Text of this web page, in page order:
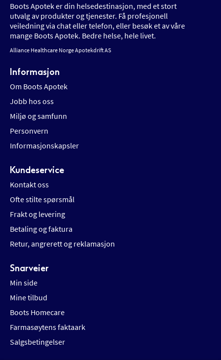
Boots Apotek er din helsedestinasjon, med et stort
utvalg av produkter og tjenester. Få profesjonell
veiledning via chat eller telefon, eller besøk et av våre
mange Boots Apotek. Bedre helse, hele livet.
Alliance Healthcare Norge Apotekdrift AS
Informasjon
Om Boots Apotek
Jobb hos oss
Miljø og samfunn
Personvern
Informasjonskapsler
Kundeservice
Kontakt oss
Ofte stilte spørsmål
Frakt og levering
Betaling og faktura
Retur, angrerett og reklamasjon
Snarveier
Min side
Mine tilbud
Boots Homecare
Farmasøytens faktaark
Salgsbetingelser